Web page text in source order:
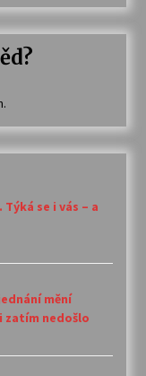
se i vás – a
mění
zatím nedošlo